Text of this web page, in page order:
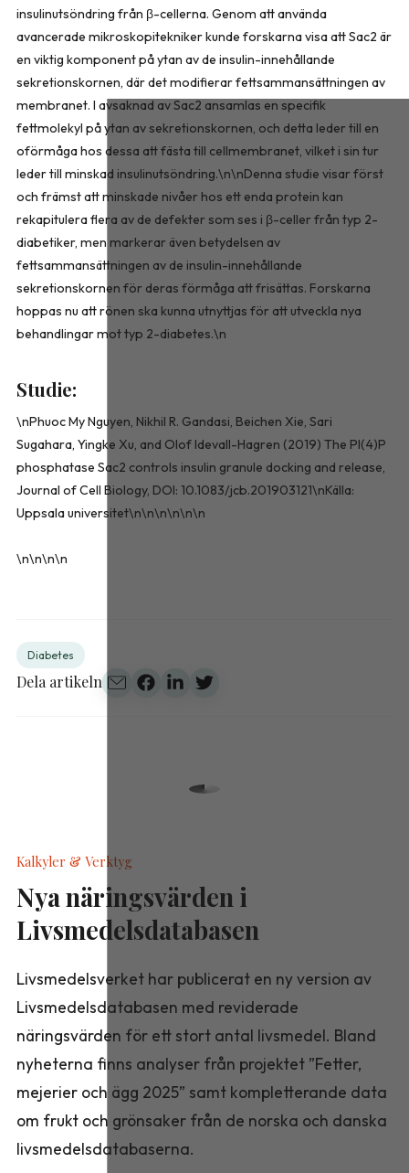
insulinutsöndring från β-cellerna. Genom att använda
avancerade mikroskopitekniker kunde forskarna visa att Sac2 är
en viktig komponent på ytan av de insulin-innehållande
sekretionskornen, där det modifierar fettsammansättningen av
membranet. I avsaknad av Sac2 ansamlas en specifik
fettmolekyl på ytan av sekretionskornen, och detta leder till en
oförmåga hos dessa att fästa till cellmembranet, vilket i sin tur
leder till minskad insulinutsöndring.\n\nDenna studie visar först
och främst att minskade nivåer hos ett enda protein kan
rekapitulera flera av de defekter som ses i β-celler från typ 2-
diabetiker, men markerar även betydelsen av
fettsammansättningen av de insulin-innehållande
sekretionskornen för deras förmåga att frisättas. Forskarna
hoppas nu att rönen ska kunna utnyttjas för att utveckla nya
behandlingar mot typ 2-diabetes.\n
Studie:
\nPhuoc My Nguyen, Nikhil R. Gandasi, Beichen Xie, Sari
Sugahara, Yingke Xu, and Olof Idevall-Hagren (2019) The PI(4)P
phosphatase Sac2 controls insulin granule docking and release,
Journal of Cell Biology, DOI: 10.1083/jcb.201903121\nKälla:
Uppsala universitet\n\n\n\n\n\n
\n\n\n\n
Diabetes
Dela artikeln
Kalkyler & Verktyg
Nya näringsvärden i
Livsmedelsdatabasen
Livsmedelsverket har publicerat en ny version av
Livsmedelsdatabasen med reviderade
näringsvärden för ett stort antal livsmedel. Bland
nyheterna finns analyser från projektet ”Fetter,
mejerier och ägg 2025” samt kompletterande data
om frukt och grönsaker från de norska och danska
livsmedelsdatabaserna.